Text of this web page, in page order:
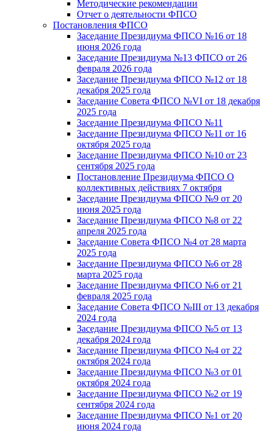
Методические рекомендации
Отчет о деятельности ФПСО
Постановления ФПСО
Заседание Президиума ФПСО №16 от 18
июня 2026 года
Заседание Президиума №13 ФПСО от 26
февраля 2026 года
Заседание Президиума ФПСО №12 от 18
декабря 2025 года
Заседание Совета ФПСО №VI от 18 декабря
2025 года
Заседание Президиума ФПСО №11
Заседание Президиума ФПСО №11 от 16
октября 2025 года
Заседание Президиума ФПСО №10 от 23
сентября 2025 года
Постановление Президиума ФПСО О
коллективных действиях 7 октября
Заседание Президиума ФПСО №9 от 20
июня 2025 года
Заседание Президиума ФПСО №8 от 22
апреля 2025 года
Заседание Совета ФПСО №4 от 28 марта
2025 года
Заседание Президиума ФПСО №6 от 28
марта 2025 года
Заседание Президиума ФПСО №6 от 21
февраля 2025 года
Заседание Совета ФПСО №III от 13 декабря
2024 года
Заседание Президиума ФПСО №5 от 13
декабря 2024 года
Заседание Президиума ФПСО №4 от 22
октября 2024 года
Заседание Президиума ФПСО №3 от 01
октября 2024 года
Заседание Президиума ФПСО №2 от 19
сентября 2024 года
Заседание Президиума ФПСО №1 от 20
июня 2024 года